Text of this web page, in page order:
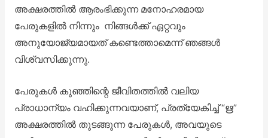
അക്ഷരത്തിൽ ആരംഭിക്കുന്ന മനോഹരമായ
പേരുകളിൽ നിന്നും നിങ്ങൾക്ക് ഏറ്റവും
അനുയോജ്യമായത് കണ്ടെത്താമെന്ന് ഞങ്ങൾ
വിശ്വസിക്കുന്നു.
പേരുകൾ കുഞ്ഞിന്റെ ജീവിതത്തിൽ വലിയ
പ്രാധാന്യം വഹിക്കുന്നവയാണ്, പ്രത്യേകിച്ച് “ഋ”
അക്ഷരത്തിൽ തുടങ്ങുന്ന പേരുകൾ, അവയുടെ